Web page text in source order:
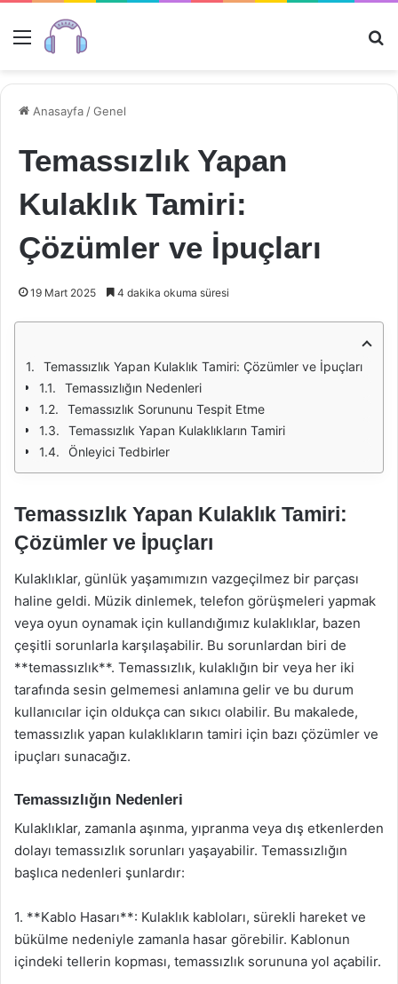
Menü
Anasayfa /Genel
Temassızlık Yapan
Kulaklık Tamiri:
Çözümler ve İpuçları
19 Mart 2025 4 dakika okuma süresi
Temassızlık Yapan Kulaklık Tamiri: Çözümler ve İpuçları
Temassızlığın Nedenleri
Temassızlık Sorununu Tespit Etme
Temassızlık Yapan Kulaklıkların Tamiri
Önleyici Tedbirler
Temassızlık Yapan Kulaklık Tamiri:
Çözümler ve İpuçları
Kulaklıklar, günlük yaşamımızın vazgeçilmez bir parçası
haline geldi. Müzik dinlemek, telefon görüşmeleri yapmak
veya oyun oynamak için kullandığımız kulaklıklar, bazen
çeşitli sorunlarla karşılaşabilir. Bu sorunlardan biri de
**temassızlık**. Temassızlık, kulaklığın bir veya her iki
tarafında sesin gelmemesi anlamına gelir ve bu durum
kullanıcılar için oldukça can sıkıcı olabilir. Bu makalede,
temassızlık yapan kulaklıkların tamiri için bazı çözümler ve
ipuçları sunacağız.
Temassızlığın Nedenleri
Kulaklıklar, zamanla aşınma, yıpranma veya dış etkenlerden
dolayı temassızlık sorunları yaşayabilir. Temassızlığın
başlıca nedenleri şunlardır:
1. **Kablo Hasarı**: Kulaklık kabloları, sürekli hareket ve
bükülme nedeniyle zamanla hasar görebilir. Kablonun
içindeki tellerin kopması, temassızlık sorununa yol açabilir.